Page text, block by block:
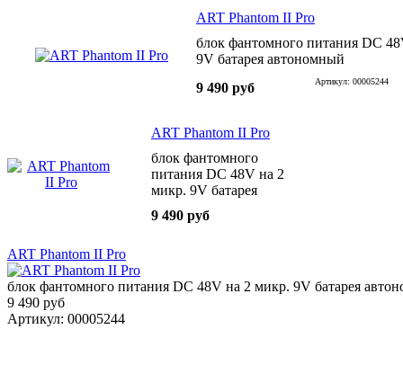
ART Phantom II Pro
блок фантомного питания DC
9V батарея автономный
9 490 руб
Артикул: 00005244
ART Phantom II Pro
блок фантомного
питания DC 48V на 2
микр. 9V батарея
9 490 руб
ART Phantom II Pro
блок фантомного питания DC 48V на 2 микр. 9V батарея
9 490 руб
Артикул: 00005244